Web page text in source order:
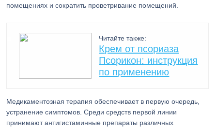
помещениях и сократить проветривание помещений.
Читайте также:
Крем от псориаза
Псорикон: инструкция
по применению
Медикаментозная терапия обеспечивает в первую очередь,
устранение симптомов. Среди средств первой линии
принимают антигистаминные препараты различных